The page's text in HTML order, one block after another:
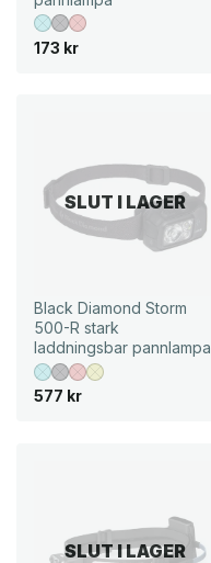
173 kr
SLUT I LAGER
Black Diamond Storm
500-R stark
laddningsbar pannlampa
577 kr
SLUT I LAGER